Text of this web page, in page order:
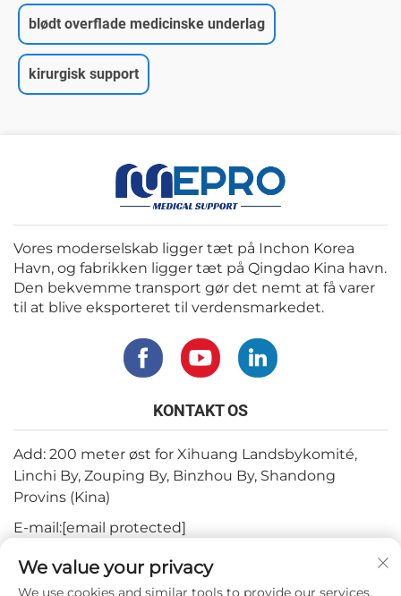
blødt overflade medicinske underlag
kirurgisk support
Vores moderselskab ligger tæt på Inchon Korea
Havn, og fabrikken ligger tæt på Qingdao Kina havn.
Den bekvemme transport gør det nemt at få varer
til at blive eksporteret til verdensmarkedet.
KONTAKT OS
Add: 200 meter øst for Xihuang Landsbykomité,
Linchi By, Zouping By, Binzhou By, Shandong
Provins (Kina)
E-mail:[email protected]
Tlf.: +82-3180427370
Telefon: +86-15564344404
We value your privacy
We use cookies and similar tools to provide our services.